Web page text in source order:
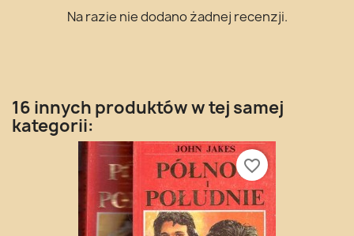
Na razie nie dodano żadnej recenzji.
16 innych produktów w tej samej
kategorii:
favorite_border